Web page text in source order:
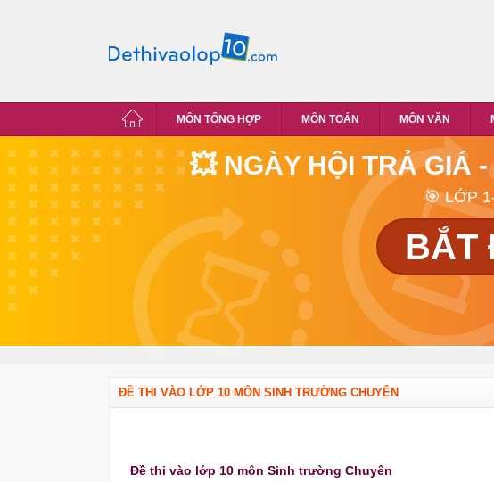
MÔN TỔNG HỢP MÔN TOÁN MÔN VĂN
💥 NGÀY HỘI TRẢ GIÁ
🎯 LỚP
BẮT
ĐỀ THI VÀO LỚP 10 MÔN SINH TRƯỜNG CHUYÊN
Đề thi vào lớp 10 môn Sinh trường Chuyên